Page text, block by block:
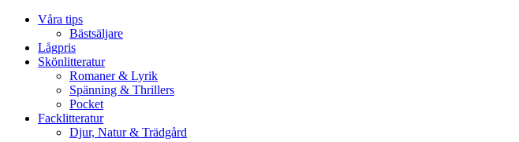
Våra tips
Bästsäljare
Lågpris
Skönlitteratur
Romaner & Lyrik
Spänning & Thrillers
Pocket
Facklitteratur
Djur, Natur & Trädgård